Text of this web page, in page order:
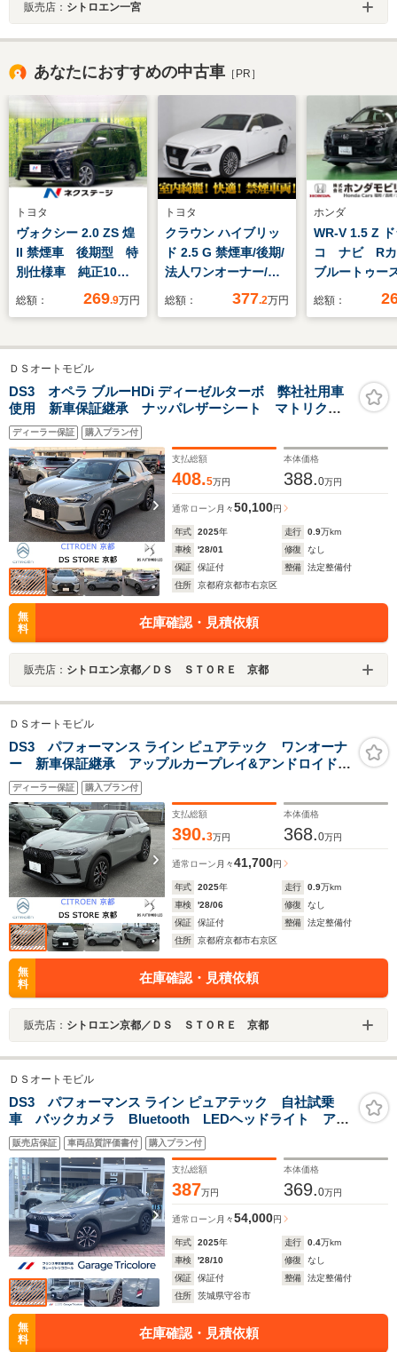
販売店： シトロエン一宮
あなたにおすすめの中古車 ［PR］
トヨタ
ヴォクシー 2.0 ZS 煌
II 禁煙車 後期型 特
別仕様車 純正10型
ナビ バックカメラ
装置 クルーズコント
ロール LEDヘッド/
フォグ オートハイビ
ーム 両側電動スライ
ドドア
総額： 269.9万円
トヨタ
クラウン ハイブリッ
ド 2.5 G 禁煙車/後期/
法人ワンオーナー/フ
ォーブ革/新品タイヤ/
ー/OP18AW/12.3型
ビ/BSM/HUD/セーフ
ティセンス/イージー
ーガソリン仕様
総額： 377.2万円
ホンダ
WR-V 1.5 Z
コ ナビ R
ブルートゥー
総額：
ＤＳオートモビル
DS3 オペラ ブルーHDi ディーゼルターボ 弊社社用車
使用 新車保証継承 ナッパレザーシート マトリクス
LEDヘッドライト コネクトナビ アップルカープレイ&
アンドロイドオート対応 1.5Lディーゼルターボ
ディーラー保証 購入プラン付
支払総額
408.5万円
本体価格
388.0万円
通常ローン 月々50,100円
年式 2025年 走行 0.9万km
車検
'28/01 修復
なし
保証
保証付 整備
法定整備付
住所
京都府京都市右京区
無
料
在庫確認・見積依頼
販売店： シトロエン京都／ＤＳ ＳＴＯＲＥ 京都
ＤＳオートモビル
DS3 パフォーマンス ライン ピュアテック ワンオーナ
ー 新車保証継承 アップルカープレイ&アンドロイドオ
ート対応 アルカンターラコンビシート 前後ドラレ
コ ETC車載器
ディーラー保証 購入プラン付
支払総額
390.3万円
本体価格
368.0万円
通常ローン 月々41,700円
年式 2025年 走行 0.9万km
車検
'28/06 修復
なし
保証
保証付 整備
法定整備付
住所
京都府京都市右京区
無
料
在庫確認・見積依頼
販売店： シトロエン京都／ＤＳ ＳＴＯＲＥ 京都
ＤＳオートモビル
DS3 パフォーマンス ライン ピュアテック 自社試乗
車 バックカメラ Bluetooth LEDヘッドライト アク
ティブクルーズコントロール レーンキープ
販売店保証 車両品質評価書付 購入プラン付
支払総額
387万円
本体価格
369.0万円
通常ローン 月々54,000円
年式 2025年 走行 0.4万km
車検
'28/10 修復
なし
保証
保証付 整備
法定整備付
住所
茨城県守谷市
無
料
在庫確認・見積依頼